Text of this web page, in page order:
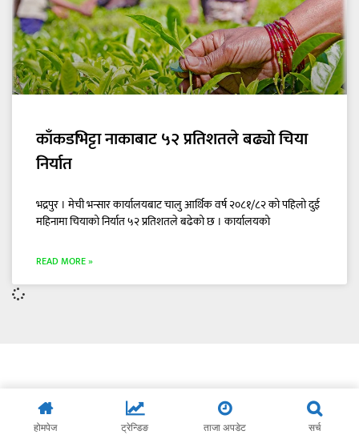
काँकडभिट्टा नाकाबाट ५२ प्रतिशतले बढ्यो चिया
निर्यात
भद्रपुर । मेची भन्सार कार्यालयबाट चालु आर्थिक वर्ष २०८१/८२ को पहिलो दुई
महिनामा चियाको निर्यात ५२ प्रतिशतले बढेको छ । कार्यालयको
READ MORE »
होमपेज ट्रेन्डिङ ताजा अपडेट सर्च